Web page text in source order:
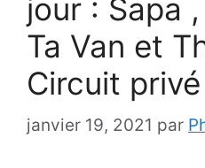
jour : Sapa
Ta Van et
Circuit privé
janvier 19, 2021 par